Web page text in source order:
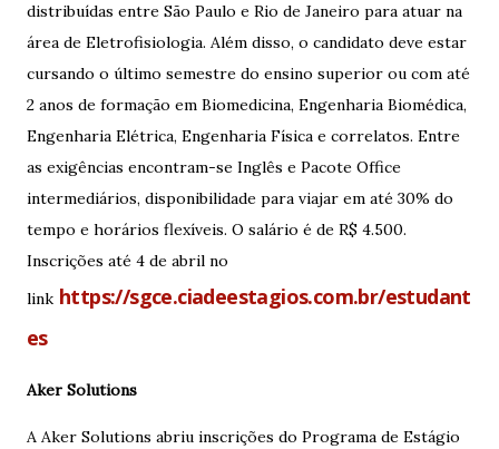
distribuídas entre São Paulo e Rio de Janeiro para atuar na
área de Eletrofisiologia. Além disso, o candidato deve estar
cursando o último semestre do ensino superior ou com até
2 anos de formação em Biomedicina, Engenharia Biomédica,
Engenharia Elétrica, Engenharia Física e correlatos. Entre
as exigências encontram-se Inglês e Pacote Office
intermediários, disponibilidade para viajar em até 30% do
tempo e horários flexíveis. O salário é de R$ 4.500.
Inscrições até 4 de abril no
link https://sgce.ciadeestagios.com.br/estudant
es
Aker Solutions
A Aker Solutions abriu inscrições do Programa de Estágio